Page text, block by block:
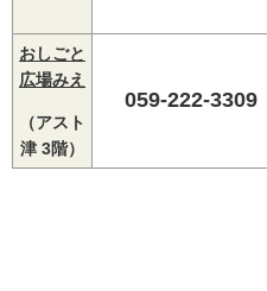
おしごと
広場みえ
（アスト
津 3階）
059-222-3309